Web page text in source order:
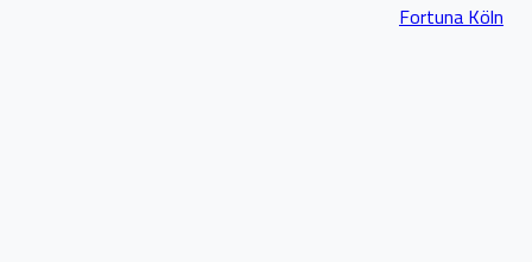
Fortuna Köln